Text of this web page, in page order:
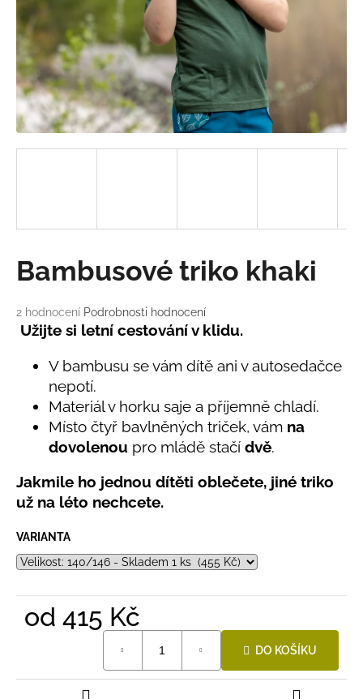
Průměrné
hodnocení
produktu
hvězdiček.
2 hodnocení Podrobnosti hodnocení
Bambusové triko khaki
Užijte si letní cestování v klidu.
V bambusu se vám dítě ani v autosedačce
nepotí.
Materiál v horku saje a příjemně chladí.
Místo čtyř bavlněných triček, vám na
dovolenou pro mládě stačí dvě.
Jakmile ho jednou dítěti oblečete, jiné triko
už na léto nechcete.
VARIANTA
od 415 Kč
DO KOŠÍKU
a
j
í
t
?
D
o
o
r
LETNÍ
UV
30
SVĚTLE
MODRÁ
395